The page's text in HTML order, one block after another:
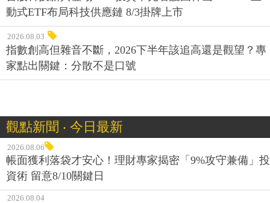
動式ETF布局科技供應鏈 8/3掛牌上市
2026.08.03
指數創高但雜音不斷，2026下半年該追高還是觀望？專
家點出關鍵：分散不是口號
觀點新聞 ‧ 今日最新
2026.08.06
帳面獲利落袋才安心！理財專家揭密「9%攻守兼備」投
資術 留意8/10關鍵日
2026.08.04